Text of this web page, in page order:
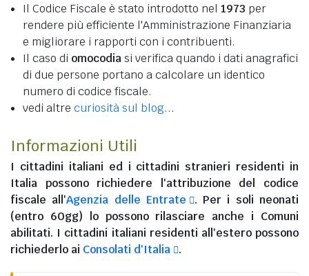
Il Codice Fiscale è stato introdotto nel 1973 per
rendere più efficiente l'Amministrazione Finanziaria
e migliorare i rapporti con i contribuenti.
Il caso di omocodiasi verifica quando i dati anagrafici
di due persone portano a calcolare un identico
numero di codice fiscale.
vedi altre curiosità sul blog...
Informazioni Utili
I cittadini italiani ed i cittadini stranieri residenti in
Italia possono richiedere l'attribuzione del codice
fiscale all'Agenzia delle Entrate
. Per i soli neonati
(entro 60gg) lo possono rilasciare anche i Comuni
abilitati. I cittadini italiani residenti all'esteropossono
richiederlo ai Consolati d'Italia .